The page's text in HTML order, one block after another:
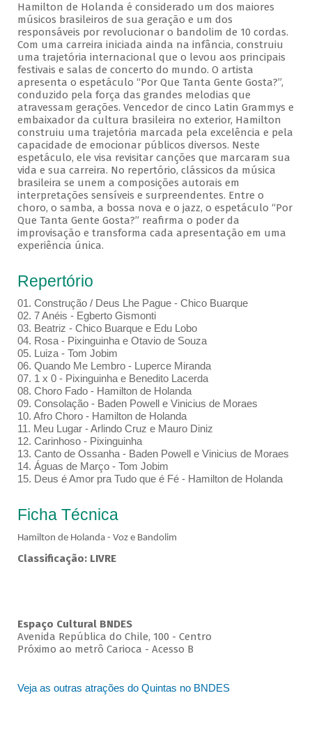
Hamilton de Holanda é considerado um dos maiores
músicos brasileiros de sua geração e um dos
responsáveis por revolucionar o bandolim de 10 cordas.
Com uma carreira iniciada ainda na infância, construiu
uma trajetória internacional que o levou aos principais
festivais e salas de concerto do mundo. O artista
apresenta o espetáculo “Por Que Tanta Gente Gosta?”,
conduzido pela força das grandes melodias que
atravessam gerações. Vencedor de cinco Latin Grammys e
embaixador da cultura brasileira no exterior, Hamilton
construiu uma trajetória marcada pela excelência e pela
capacidade de emocionar públicos diversos. Neste
espetáculo, ele visa revisitar canções que marcaram sua
vida e sua carreira. No repertório, clássicos da música
brasileira se unem a composições autorais em
interpretações sensíveis e surpreendentes. Entre o
choro, o samba, a bossa nova e o jazz, o espetáculo “Por
Que Tanta Gente Gosta?” reafirma o poder da
improvisação e transforma cada apresentação em uma
experiência única.
Repertório
01. Construção / Deus Lhe Pague - Chico Buarque
02. 7 Anéis - Egberto Gismonti
03. Beatriz - Chico Buarque e Edu Lobo
04. Rosa - Pixinguinha e Otavio de Souza
05. Luiza - Tom Jobim
06. Quando Me Lembro - Luperce Miranda
07. 1 x 0 - Pixinguinha e Benedito Lacerda
08. Choro Fado - Hamilton de Holanda
09. Consolação - Baden Powell e Vinicius de Moraes
10. Afro Choro - Hamilton de Holanda
11. Meu Lugar - Arlindo Cruz e Mauro Diniz
12. Carinhoso - Pixinguinha
13. Canto de Ossanha - Baden Powell e Vinicius de Moraes
14. Águas de Março - Tom Jobim
15. Deus é Amor pra Tudo que é Fé - Hamilton de Holanda
Ficha Técnica
Hamilton de Holanda - Voz e Bandolim
Classificação: LIVRE
Espaço Cultural BNDES
Avenida República do Chile, 100 - Centro
Próximo ao metrô Carioca - Acesso B
Veja as outras atrações do Quintas no BNDES